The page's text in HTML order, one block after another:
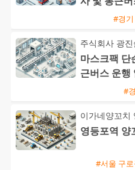
#경기
주식회사 광진
마스크팩 단
근버스 운행
#
이가네양꼬치
영등포역 양
#서울 구로